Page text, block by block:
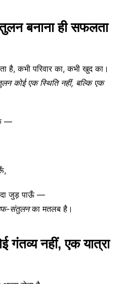
बनाना ही सफलता
है, कभी परिवार का, कभी खुद का।
कोई एक स्थिति नहीं, बल्कि एक
—
जुड़ पाऊँ —
संतुलनका मतलब है।
गंतव्य नहीं, एक यात्रा